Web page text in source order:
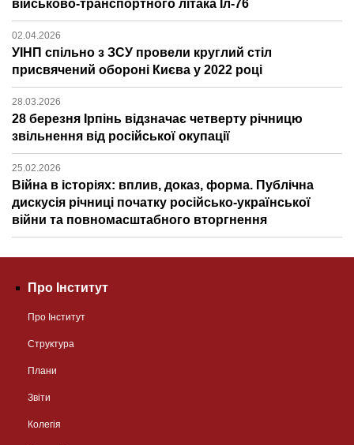
військово-транспортного літака Іл-76
02.04.2026
УІНП спільно з ЗСУ провели круглий стіл
присвячений обороні Києва у 2022 році
28.03.2026
28 березня Ірпінь відзначає четверту річницю
звільнення від російської окупації
25.02.2026
Війна в історіях: вплив, доказ, форма. Публічна
дискусія річниці початку російсько-української
війни та повномасштабного вторгнення
Про Інститут
Про Інститут
Структура
Плани
Звіти
Колегія